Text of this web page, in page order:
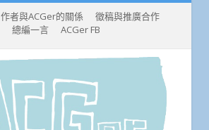
作者與ACGer的關係
徵稿與推廣合作
總編一言
ACGer FB